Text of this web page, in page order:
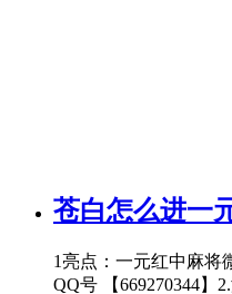
苍白怎么进一
1亮点：一元红中麻将
QQ号 【669270344】